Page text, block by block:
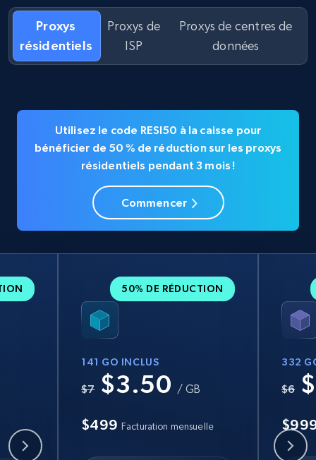
Proxys
résidentiels
Proxys de
ISP
Proxys de centres de
données
Utilisez le code RESI50 à la caisse pour
bénéficier de 50 % de réduction sur les proxys
résidentiels pendant 3 mois !
Commencer
50% DE RÉDUCTION
141 GO INCLUS
$7 $3.50 / GB
$499 Facturation mensuelle
332
$6